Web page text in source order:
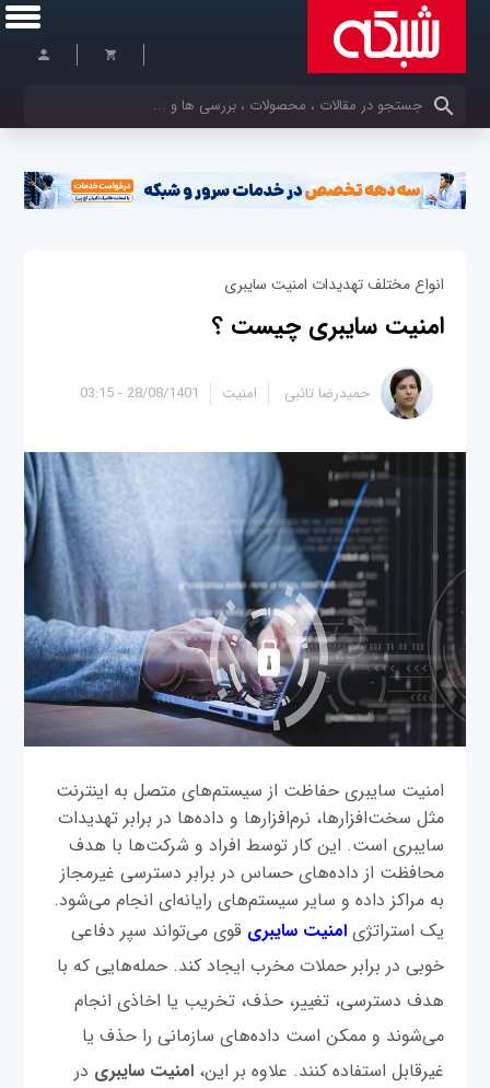
کلمات کلیدی خود را وارد کنید
انواع مختلف تهدیدات امنیت سایبری
امنیت سایبری چیست ؟
28/08/1401 - 03:15 حمیدرضا تائبی امنیت
امنیت سایبری حفاظت از سیستم‌های متصل به اینترنت
مثل سخت‌افزارها، نرم‌افزارها و داده‌ها در برابر تهدیدات
سایبری است. این کار توسط افراد و شرکت‌ها با هدف
محافظت از داده‌های حساس در برابر دسترسی غیرمجاز
به مراکز داده و سایر سیستم‌های رایانه‌ای انجام می‌شود.
یک استراتژی امنیت سایبری قوی می‌تواند سپر دفاعی
خوبی در برابر حملات مخرب ایجاد کند. حمله‌هایی که با
هدف دسترسی، تغییر، حذف، تخریب یا اخاذی انجام
می‌شوند و ممکن است داده‌های سازمانی را حذف یا
غیرقابل استفاده کنند. علاوه بر این،امنیت سایبری در